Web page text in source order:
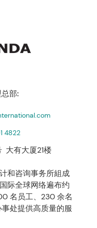
部:
4822
大有大厦21楼
和咨询事务所組成
际全球网络遍布约
名员工、230 余名
处提供高质量的服